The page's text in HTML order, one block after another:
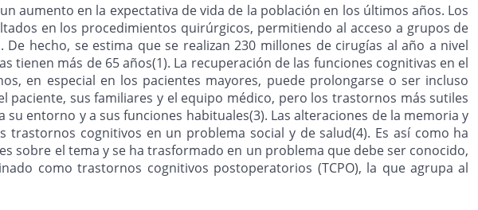
aumento en la expectativa de vida de la población en los últimos años. Los
en los procedimientos quirúrgicos, permitiendo al acceso a grupos de
hecho, se estima que se realizan 230 millones de cirugías al año a nivel
tienen más de 65 años(1). La recuperación de las funciones cognitivas en el
en especial en los pacientes mayores, puede prolongarse o ser incluso
paciente, sus familiares y el equipo médico, pero los trastornos más sutiles
entorno y a sus funciones habituales(3). Las alteraciones de la memoria y
cognitivos en un problema social y de salud(4). Es así como ha
sobre el tema y se ha trasformado en un problema que debe ser conocido,
como trastornos cognitivos postoperatorios (TCPO), la que agrupa al